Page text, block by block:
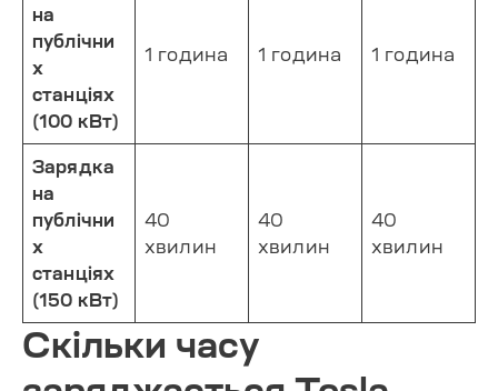
на
публічни
х
станціях
(100 кВт)
1 година 1 година 1 година
Зарядка
на
публічни
х
станціях
(150 кВт)
40
хвилин
40
хвилин
40
хвилин
Скільки часу